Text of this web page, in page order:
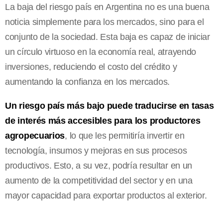
La baja del riesgo país en Argentina no es una buena
noticia simplemente para los mercados, sino para el
conjunto de la sociedad. Esta baja es capaz de iniciar
un círculo virtuoso en la economía real, atrayendo
inversiones, reduciendo el costo del crédito y
aumentando la confianza en los mercados.
Un riesgo país más bajo puede traducirse en tasas
de interés más accesibles para los productores
agropecuarios, lo que les permitiría invertir en
tecnología, insumos y mejoras en sus procesos
productivos. Esto, a su vez, podría resultar en un
aumento de la competitividad del sector y en una
mayor capacidad para exportar productos al exterior.